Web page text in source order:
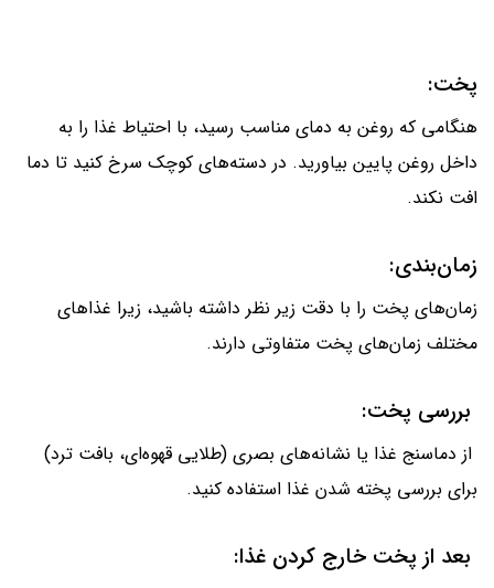
پخت:
هنگامی که روغن به دمای مناسب رسید، با احتیاط غذا را به
داخل روغن پایین بیاورید. در دسته‌های کوچک سرخ کنید تا دما
افت نکند.
زمان‌بندی:
زمان‌های پخت را با دقت زیر نظر داشته باشید، زیرا غذاهای
مختلف زمان‌های پخت متفاوتی دارند.
بررسی پخت:
از دماسنج غذا یا نشانه‌های بصری (طلایی قهوه‌ای، بافت ترد)
برای بررسی پخته شدن غذا استفاده کنید.
بعد از پخت خارج کردن غذا: